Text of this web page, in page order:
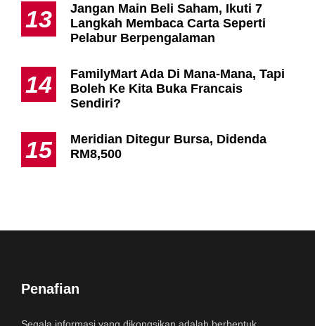
13
Jangan Main Beli Saham, Ikuti 7
Langkah Membaca Carta Seperti
Pelabur Berpengalaman
14
FamilyMart Ada Di Mana-Mana, Tapi
Boleh Ke Kita Buka Francais
Sendiri?
15
Meridian Ditegur Bursa, Didenda
RM8,500
Penafian
Segala informasi yang dikongsikan adalah berbentuk